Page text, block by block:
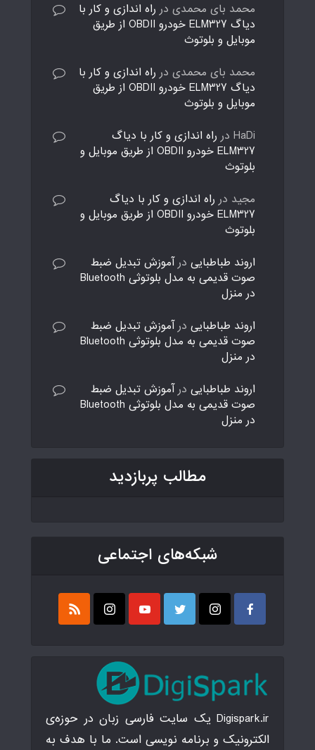
محمد بای محمدی در راه اندازی و کار با
دیاگ ELM327 خودرو OBDII از طریق
موبایل و بلوتوث
محمد بای محمدی در راه اندازی و کار با
دیاگ ELM327 خودرو OBDII از طریق
موبایل و بلوتوث
HaDi در راه اندازی و کار با دیاگ
ELM327 خودرو OBDII از طریق موبایل و
بلوتوث
مجید در راه اندازی و کار با دیاگ
ELM327 خودرو OBDII از طریق موبایل و
بلوتوث
اروند طباطبایی درآموزش تبدیل ضبط
صوت قدیمی به مدل بلوتوثی Bluetooth
در منزل
اروند طباطبایی درآموزش تبدیل ضبط
صوت قدیمی به مدل بلوتوثی Bluetooth
در منزل
اروند طباطبایی درآموزش تبدیل ضبط
صوت قدیمی به مدل بلوتوثی Bluetooth
در منزل
مطالب پربازدید
شبکه‌های اجتماعی
Digispark.ir یک سایت فارسی زبان در حوزه‌ی
الکترونیک و برنامه نویسی است. ما با هدف به